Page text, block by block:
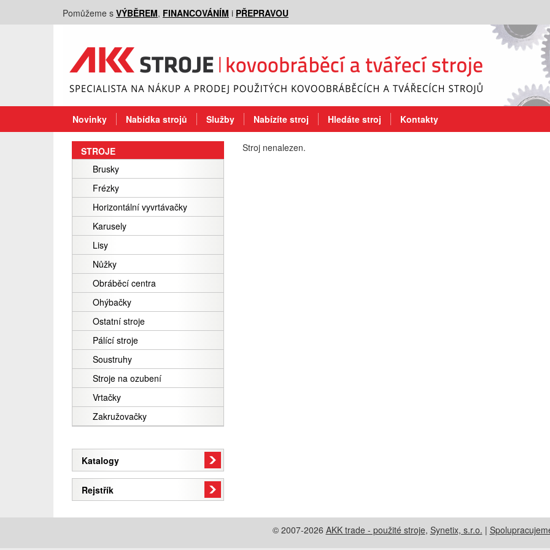
Pomůžeme s VÝBĚREM, FINANCOVÁNÍM i PŘEPRAVOU
Novinky Nabídka strojů Služby Nabízíte stroj Hledáte stroj Kontakty
STROJE
Brusky
Frézky
Horizontální vyvrtávačky
Karusely
Lisy
Nůžky
Obráběcí centra
Ohýbačky
Ostatní stroje
Pálící stroje
Soustruhy
Stroje na ozubení
Vrtačky
Zakružovačky
Katalogy
Rejstřík
Stroj nenalezen.
© 2007-2026 AKK trade - použité stroje, Synetix, s.r.o. |